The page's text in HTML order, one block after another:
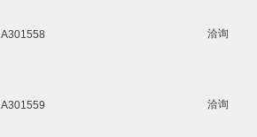
A301558 洽询
A301559 洽询